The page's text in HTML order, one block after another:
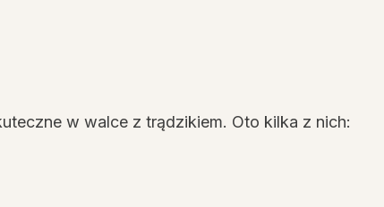
w walce z trądzikiem. Oto kilka z nich: